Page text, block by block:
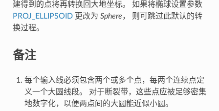
建得到的点将再转换回大地坐标。 如果将椭球设置参数
PROJ_ELLIPSOID更改为 Sphere， 则可跳过此默认的转
换过程。
备注
每个输入线必须包含两个或多个点，每两个连续点定
义一个大圆线段。 对于断裂带，这些点应被足够密集
地数字化，以便两点间的大圆能近似小圆。